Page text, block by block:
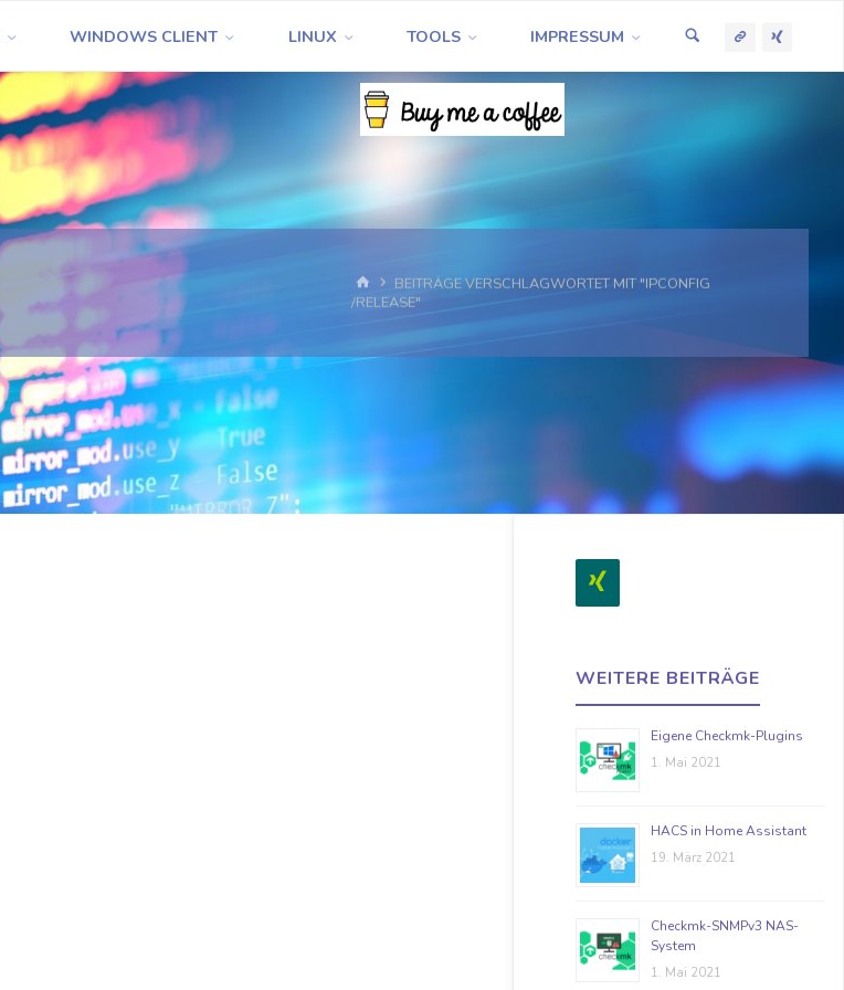
WINDOWS CLIENT LINUX TOOLS IMPRESSUM
START
BEITRÄGE VERSCHLAGWORTET MIT "IPCONFIG
/RELEASE"
WEITERE BEITRÄGE
Eigene Checkmk-Plugins
1. Mai 2021
HACS in Home Assistant
19. März 2021
Checkmk-SNMPv3 NAS-
System
1. Mai 2021